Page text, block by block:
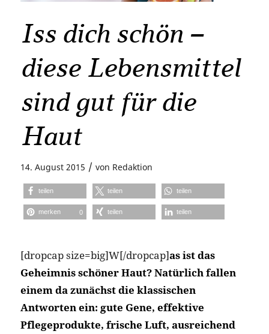
Iss dich schön –
diese Lebensmittel
sind gut für die
Haut
14. August 2015 / von Redaktion
teilen teilen teilen
merken 0 teilen teilen
[dropcap size=big]W[/dropcap]as ist das
Geheimnis schöner Haut? Natürlich fallen
einem da zunächst die klassischen
Antworten ein: gute Gene, effektive
Pflegeprodukte, frische Luft, ausreichend